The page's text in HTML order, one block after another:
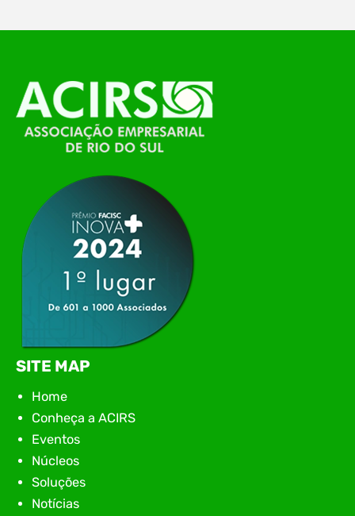
O Polo ACATE-ACIRS, por meio do NIAVI – Núcleo
de Tecnologia da Informação do Alto Vale do
Itajaí, realizou, no dia 21 de julho, o evento
Conexão Tech NIAVI, reunindo empresas de
tecnologia da região para uma noite de
apresentação de novas iniciativas para o setor. O
encontro aconteceu em Rio…
SITE MAP
Home
Conheça a ACIRS
Eventos
Núcleos
Soluções
Notícias